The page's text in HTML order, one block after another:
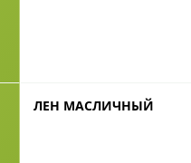
ЛЕН МАСЛИЧНЫЙ